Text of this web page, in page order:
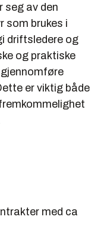
seg av den
som brukes i
driftsledere og
og praktiske
er viktig både
med ca